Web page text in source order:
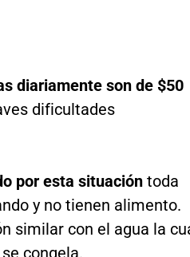
diariamente son de $50
dificultades
por esta situación toda
y no tienen alimento.
similar con el agua la
congela.